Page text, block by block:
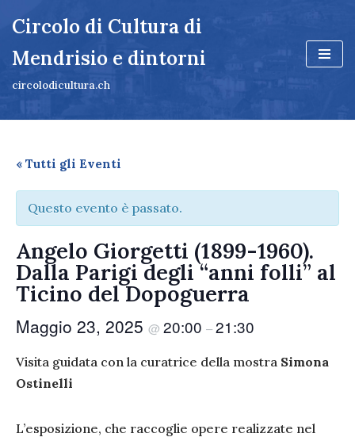
al
contenuto
Circolo di Cultura di
Mendrisio e dintorni
circolodicultura.ch
« Tutti gli Eventi
Questo evento è passato.
Angelo Giorgetti (1899-1960).
Dalla Parigi degli “anni folli” al
Ticino del Dopoguerra
Maggio 23, 2025 @ 20:00 –21:30
Visita guidata con la curatrice della mostra Simona
Ostinelli
L’esposizione, che raccoglie opere realizzate nel